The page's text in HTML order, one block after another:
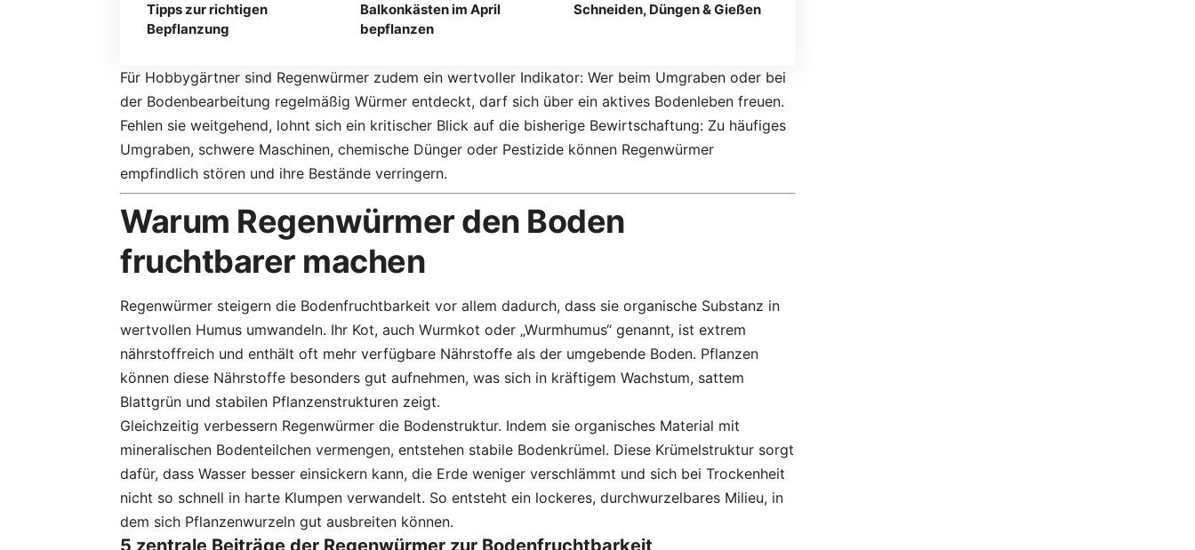
Tipps zur richtigen
Bepflanzung
Balkonkästen im April
bepflanzen
Schneiden, Düngen & Gießen
Für Hobbygärtner sind Regenwürmer zudem ein wertvoller Indikator: Wer beim Umgraben oder bei
der Bodenbearbeitung regelmäßig Würmer entdeckt, darf sich über ein aktives Bodenleben freuen.
Fehlen sie weitgehend, lohnt sich ein kritischer Blick auf die bisherige Bewirtschaftung: Zu häufiges
Umgraben, schwere Maschinen, chemische Dünger oder Pestizide können Regenwürmer
empfindlich stören und ihre Bestände verringern.
Warum Regenwürmer den Boden
fruchtbarer machen
Regenwürmer steigern die Bodenfruchtbarkeit vor allem dadurch, dass sie organische Substanz in
wertvollen Humus umwandeln. Ihr Kot, auch Wurmkot oder „Wurmhumus“ genannt, ist extrem
nährstoffreich und enthält oft mehr verfügbare Nährstoffe als der umgebende Boden. Pflanzen
können diese Nährstoffe besonders gut aufnehmen, was sich in kräftigem Wachstum, sattem
Blattgrün und stabilen Pflanzenstrukturen zeigt.
Gleichzeitig verbessern Regenwürmer die Bodenstruktur. Indem sie organisches Material mit
mineralischen Bodenteilchen vermengen, entstehen stabile Bodenkrümel. Diese Krümelstruktur sorgt
dafür, dass Wasser besser einsickern kann, die Erde weniger verschlämmt und sich bei Trockenheit
nicht so schnell in harte Klumpen verwandelt. So entsteht ein lockeres, durchwurzelbares Milieu, in
dem sich Pflanzenwurzeln gut ausbreiten können.